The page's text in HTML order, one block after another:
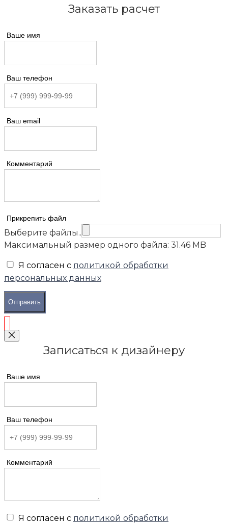
Заказать расчет
Ваше имя
Ваш телефон
Ваш email
Комментарий
Прикрепить файл
Выберите файлы..
Максимальный размер одного файла: 31.46 MB
Я согласен с политикой обработки
персональных данных
Отправить
Записаться к дизайнеру
Ваше имя
Ваш телефон
Комментарий
Я согласен с политикой обработки